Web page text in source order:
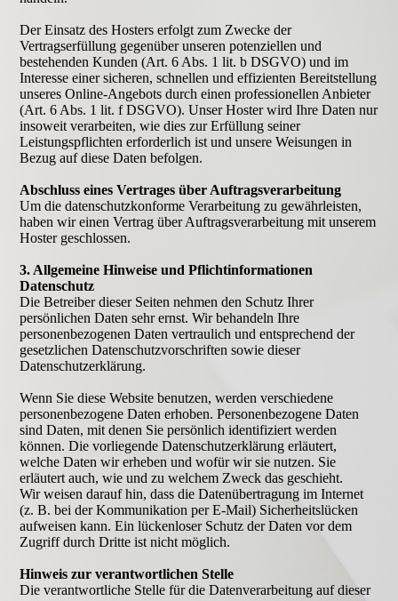
Der Einsatz des Hosters erfolgt zum Zwecke der
Vertragserfüllung gegenüber unseren potenziellen und
bestehenden Kunden (Art. 6 Abs. 1 lit. b DSGVO) und im
Interesse einer sicheren, schnellen und effizienten Bereitstellung
unseres Online-Angebots durch einen professionellen Anbieter
(Art. 6 Abs. 1 lit. f DSGVO). Unser Hoster wird Ihre Daten nur
insoweit verarbeiten, wie dies zur Erfüllung seiner
Leistungspflichten erforderlich ist und unsere Weisungen in
Bezug auf diese Daten befolgen.
Abschluss eines Vertrages über Auftragsverarbeitung
Um die datenschutzkonforme Verarbeitung zu gewährleisten,
haben wir einen Vertrag über Auftragsverarbeitung mit unserem
Hoster geschlossen.
3. Allgemeine Hinweise und Pflichtinformationen
Datenschutz
Die Betreiber dieser Seiten nehmen den Schutz Ihrer
persönlichen Daten sehr ernst. Wir behandeln Ihre
personenbezogenen Daten vertraulich und entsprechend der
gesetzlichen Datenschutzvorschriften sowie dieser
Datenschutzerklärung.
Wenn Sie diese Website benutzen, werden verschiedene
personenbezogene Daten erhoben. Personenbezogene Daten
sind Daten, mit denen Sie persönlich identifiziert werden
können. Die vorliegende Datenschutzerklärung erläutert,
welche Daten wir erheben und wofür wir sie nutzen. Sie
erläutert auch, wie und zu welchem Zweck das geschieht.
Wir weisen darauf hin, dass die Datenübertragung im Internet
(z. B. bei der Kommunikation per E-Mail) Sicherheitslücken
aufweisen kann. Ein lückenloser Schutz der Daten vor dem
Zugriff durch Dritte ist nicht möglich.
Hinweis zur verantwortlichen Stelle
Die verantwortliche Stelle für die Datenverarbeitung auf dieser